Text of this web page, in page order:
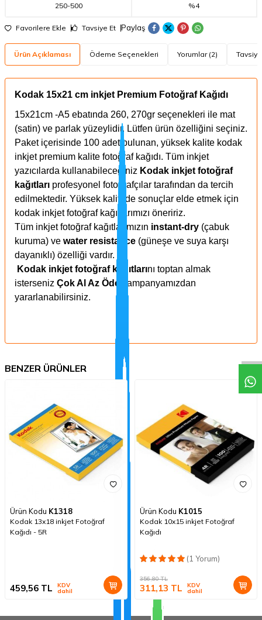
250-500 %4
Favorilere Ekle Tavsiye Et Paylaş
Ürün Açıklaması Ödeme Seçenekleri Yorumlar (2)
Kodak 15x21 cm inkjet Premium Fotoğraf Kağıdı
15x21cm -A5 ebatında 260, 270gr seçenekleri ile mat
(satin) ve parlak yüzeylidir. Lütfen ürün özelliğini seçiniz.
Paket içerisinde 100 adet bulunan, yüksek kalite kodak
inkjet premium kalite fotoğraf kağıdı. Tüm inkjet
yazıcılarda kullanabileceğiniz Kodak inkjet fotoğraf
kağıtları profesyonel fotoğrafçılar tarafından da tercih
edilmektedir. Yüksek kalitede sonuçlar elde etmek için
kodak inkjet fotoğraf kağıtlarımızı öneririz.
Tüm inkjet fotoğraf kağıtlarımızın instant-dry (çabuk
kuruma) ve water resistance (güneşe ve suya karşı
dayanıklı) özelliği vardır.
Kodak inkjet fotoğraf kağıtlarını toptan almak
isterseniz Çok Al Az Öde
kampanyamızdan
yararlanabilirsiniz.
BENZER ÜRÜNLER
Ürün Kodu K1318
Kodak 13x18 inkjet Fotoğraf
Kağıdı - 5R
459,56 TL KDV
dahil
Ürün Kodu K1015
Kodak 10x15 inkjet Fotoğraf
Kağıdı
(1 Yorum)
356,80TL
311,13 TL KDV
dahil